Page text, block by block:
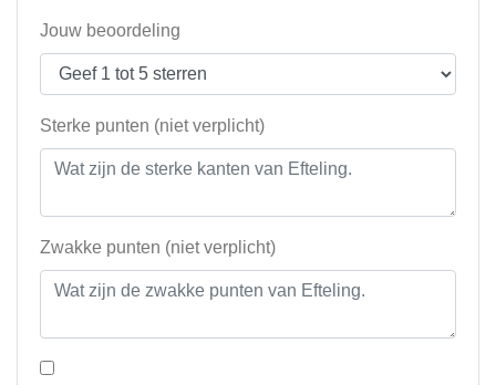
Jouw beoordeling
Sterke punten (niet verplicht)
Zwakke punten (niet verplicht)